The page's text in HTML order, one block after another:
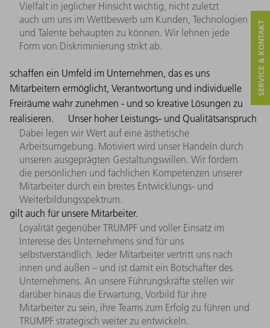
Vielfalt in jeglicher Hinsicht wichtig, nicht zuletzt
auch um uns im Wettbewerb um Kunden, Technologien
und Talente behaupten zu können. Wir lehnen jede
Form von Diskriminierung strikt ab.
schaffen ein Umfeld im Unternehmen, das es uns
Mitarbeitern ermöglicht, Verantwortung und individuelle
Freiräume wahr zunehmen - und so kreative Lösungen zu
realisieren.
Dabei legen wir Wert auf eine ästhetische
Arbeitsumgebung. Motiviert wird unser Handeln durch
unseren ausgeprägten Gestaltungswillen. Wir fördern
die persönlichen und fachlichen Kompetenzen unserer
Mitarbeiter durch ein breites Entwicklungs- und
Weiterbildungsspektrum.
Unser hoher Leistungs- und Qualitätsanspruch
gilt auch für unsere Mitarbeiter.
Loyalität gegenüber TRUMPF und voller Einsatz im
Interesse des Unternehmens sind für uns
selbstverständlich. Jeder Mitarbeiter vertritt uns nach
innen und außen – und ist damit ein Botschafter des
Unternehmens. An unsere Führungskräfte stellen wir
darüber hinaus die Erwartung, Vorbild für ihre
Mitarbeiter zu sein, ihre Teams zum Erfolg zu führen und
TRUMPF strategisch weiter zu entwickeln.
SERVICE & KONTAKT